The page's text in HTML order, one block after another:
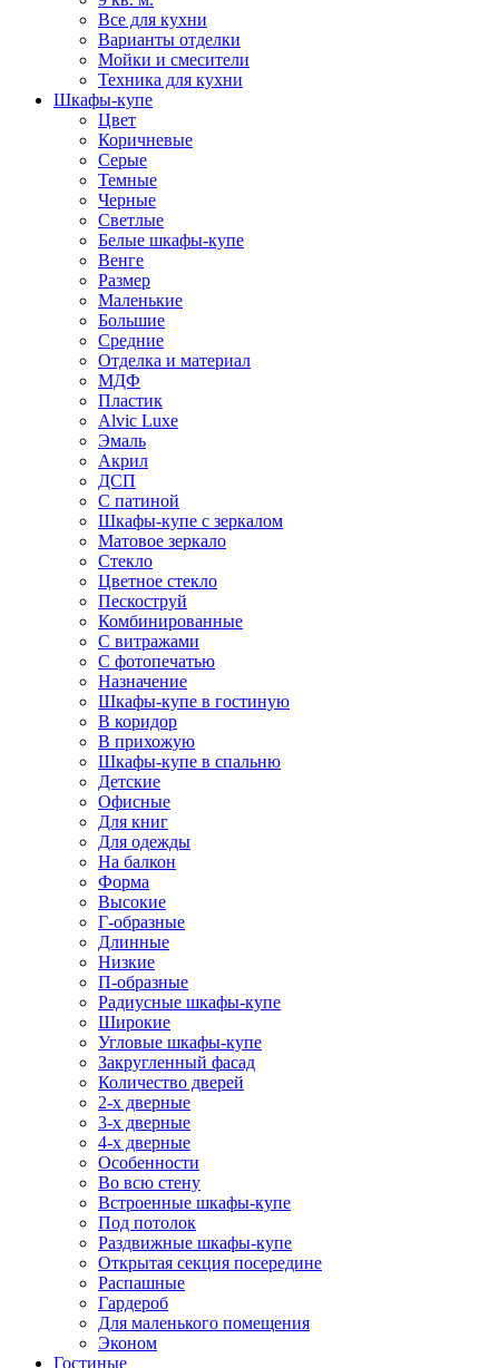
Все для кухни
Варианты отделки
Мойки и смесители
Техника для кухни
Шкафы-купе
Цвет
Коричневые
Серые
Темные
Черные
Светлые
Белые шкафы-купе
Венге
Размер
Маленькие
Большие
Средние
Отделка и материал
МДФ
Пластик
Alvic Luxe
Эмаль
Акрил
ДСП
С патиной
Шкафы-купе с зеркалом
Матовое зеркало
Стекло
Цветное стекло
Пескоструй
Комбинированные
С витражами
С фотопечатью
Назначение
Шкафы-купе в гостиную
В коридор
В прихожую
Шкафы-купе в спальню
Детские
Офисные
Для книг
Для одежды
На балкон
Форма
Высокие
Г-образные
Длинные
Низкие
П-образные
Радиусные шкафы-купе
Широкие
Угловые шкафы-купе
Закругленный фасад
Количество дверей
2-х дверные
3-х дверные
4-х дверные
Особенности
Во всю стену
Встроенные шкафы-купе
Под потолок
Раздвижные шкафы-купе
Открытая секция посередине
Распашные
Гардероб
Для маленького помещения
Эконом
Гостиные